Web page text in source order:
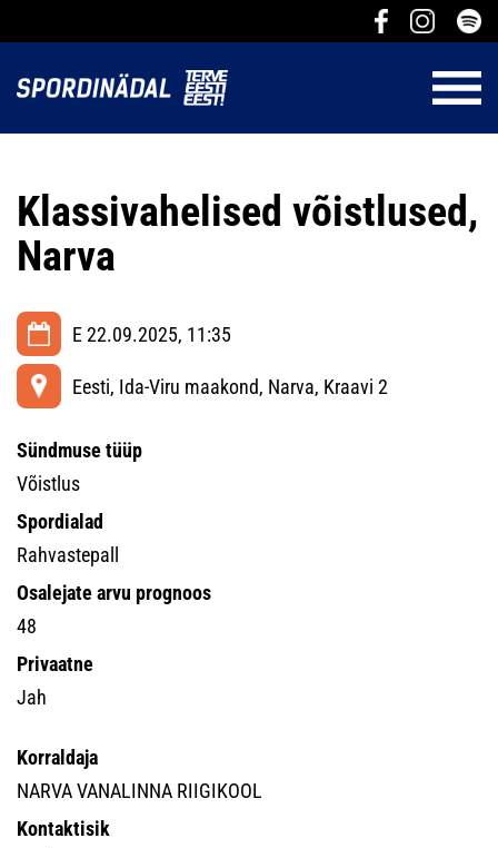
Klassivahelised võistlused,
Narva
E 22.09.2025, 11:35
Eesti, Ida-Viru maakond, Narva, Kraavi 2
Sündmuse tüüp
Võistlus
Spordialad
Rahvastepall
Osalejate arvu prognoos
48
Privaatne
Jah
Korraldaja
NARVA VANALINNA RIIGIKOOL
Kontaktisik